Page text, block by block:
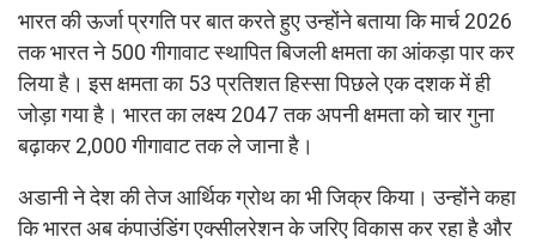
भारत की ऊर्जा प्रगति पर बात करते हुए उन्होंने बताया कि मार्च 2026
तक भारत ने 500 गीगावाट स्थापित बिजली क्षमता का आंकड़ा पार कर
लिया है। इस क्षमता का 53 प्रतिशत हिस्सा पिछले एक दशक में ही
जोड़ा गया है। भारत का लक्ष्य 2047 तक अपनी क्षमता को चार गुना
बढ़ाकर 2,000 गीगावाट तक ले जाना है।
अडानी ने देश की तेज आर्थिक ग्रोथ का भी जिक्र किया। उन्होंने कहा
कि भारत अब कंपाउंडिंग एक्सीलरेशन के जरिए विकास कर रहा है और